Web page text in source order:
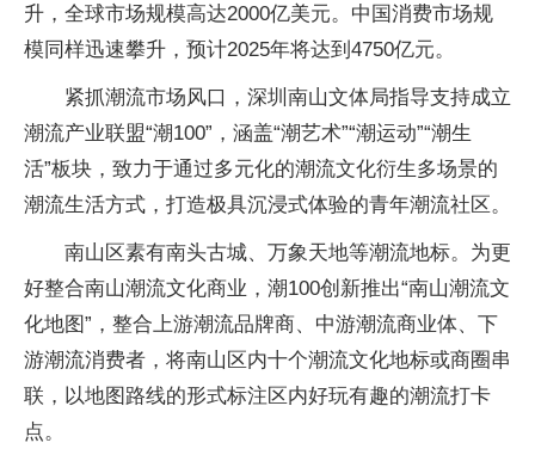
升，全球市场规模高达2000亿美元。中国消费市场规
模同样迅速攀升，预计2025年将达到4750亿元。
紧抓潮流市场风口，深圳南山文体局指导支持成立
潮流产业联盟“潮100”，涵盖“潮艺术”“潮运动”“潮生
活”板块，致力于通过多元化的潮流文化衍生多场景的
潮流生活方式，打造极具沉浸式体验的青年潮流社区。
南山区素有南头古城、万象天地等潮流地标。为更
好整合南山潮流文化商业，潮100创新推出“南山潮流文
化地图”，整合上游潮流品牌商、中游潮流商业体、下
游潮流消费者，将南山区内十个潮流文化地标或商圈串
联，以地图路线的形式标注区内好玩有趣的潮流打卡
点。